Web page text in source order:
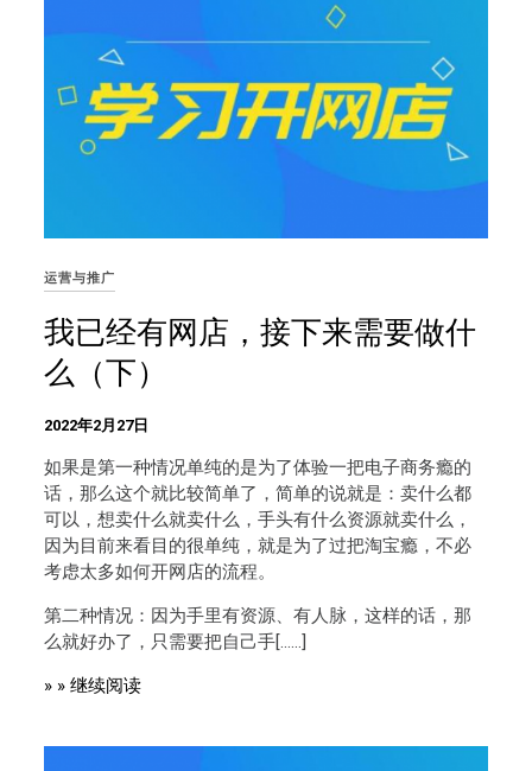
运营与推广
我已经有网店，接下来需要做什
么（下）
2022年2月27日
如果是第一种情况单纯的是为了体验一把电子商务瘾的
话，那么这个就比较简单了，简单的说就是：卖什么都
可以，想卖什么就卖什么，手头有什么资源就卖什么，
因为目前来看目的很单纯，就是为了过把淘宝瘾，不必
考虑太多如何开网店的流程。
第二种情况：因为手里有资源、有人脉，这样的话，那
么就好办了，只需要把自己手[……]
» » 继续阅读